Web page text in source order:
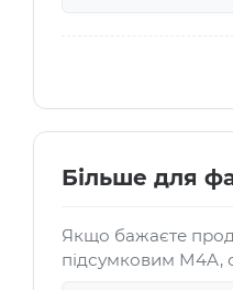
Більше для
Якщо бажаєте
підсумковим M4A,